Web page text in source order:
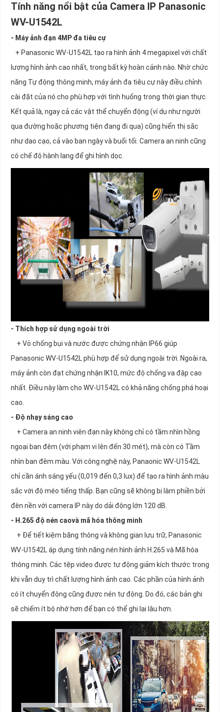
Tính năng nổi bật của Camera IP Panasonic
WV-U1542L
- Máy ảnh đạn 4MP đa tiêu cự
+ Panasonic WV-U1542L tạo ra hình ảnh 4 megapixel với chất
lượng hình ảnh cao nhất, trong bất kỳ hoàn cảnh nào. Nhờ chức
năng Tự động thông minh, máy ảnh đa tiêu cự này điều chỉnh
cài đặt của nó cho phù hợp với tình huống trong thời gian thực.
Kết quả là, ngay cả các vật thể chuyển động (ví dụ như người
qua đường hoặc phương tiện đang đi qua) cũng hiển thị sắc
như dao cạo, cả vào ban ngày và buổi tối. Camera an ninh cũng
có chế độ hành lang để ghi hình dọc.
- Thích hợp sử dụng ngoài trời
+ Vỏ chống bụi và nước được chứng nhận IP66 giúp
Panasonic WV-U1542L phù hợp để sử dụng ngoài trời. Ngoài ra,
máy ảnh còn đạt chứng nhận IK10, mức độ chống va đập cao
nhất. Điều này làm cho WV-U1542L có khả năng chống phá hoại
cao.
- Độ nhạy sáng cao
+ Camera an ninh viên đạn này không chỉ có tầm nhìn hồng
ngoại ban đêm (với phạm vi lên đến 30 mét), mà còn có Tầm
nhìn ban đêm màu. Với công nghệ này, Panaonic WV-U1542L
chỉ cần ánh sáng yếu (0,019 đến 0,3 lux) để tạo ra hình ảnh màu
sắc với độ méo tiếng thấp. Bạn cũng sẽ không bị làm phiền bởi
đèn nền với camera IP này do dải động lớn 120 dB.
- H.265 độ nén caovà mã hóa thông minh
+ Để tiết kiệm băng thông và không gian lưu trữ, Panasonic
WV-U1542L áp dụng tính năng nén hình ảnh H.265 và Mã hóa
thông minh. Các tệp video được tự động giảm kích thước trong
khi vẫn duy trì chất lượng hình ảnh cao. Các phần của hình ảnh
có ít chuyển động cũng được nén tự động. Do đó, các bản ghi
sẽ chiếm ít bộ nhớ hơn để bạn có thể ghi lại lâu hơn.